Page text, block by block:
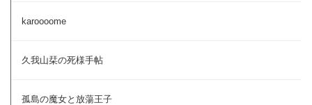
karoooome
久我山栞の死様手帖
孤島の魔女と放蕩王子